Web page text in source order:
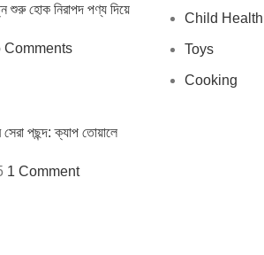
শুরু হোক নিরাপদ পণ্য দিয়ে
Comments
পছন্দ: ক্যাপ তোয়ালে
1 Comment
Child Health
Toys
Cooking